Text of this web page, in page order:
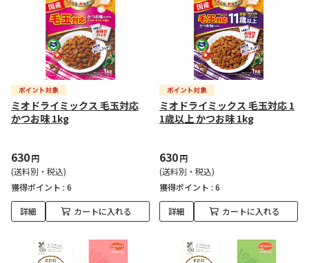
ミオドライミックス 毛玉対応
かつお味 1kg
630円
(送料別・税込)
獲得ポイント : 6
詳細 カートに入れる
ミオドライミックス 毛玉対応 1
1歳以上 かつお味 1kg
630円
(送料別・税込)
獲得ポイント : 6
詳細 カートに入れる